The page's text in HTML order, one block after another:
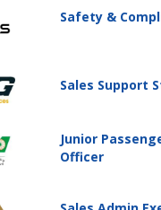
Safety &
Sales Support
Junior
Officer